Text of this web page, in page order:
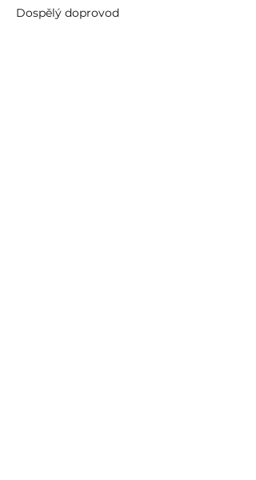
Dospělý doprovod